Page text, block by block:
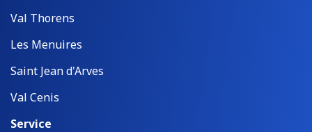
Val Thorens
Les Menuires
Saint Jean d'Arves
Val Cenis
Service